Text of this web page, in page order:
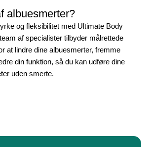
albuesmerter?
og fleksibilitet med Ultimate Body
af specialister tilbyder målrettede
at lindre dine albuesmerter, fremme
din funktion, så du kan udføre dine
uden smerte.